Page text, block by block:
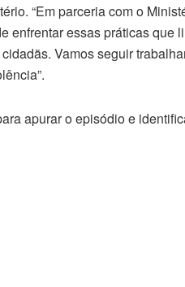
“Em parceria com o
enfrentar essas práticas que
Vamos seguir
apurar o episódio e